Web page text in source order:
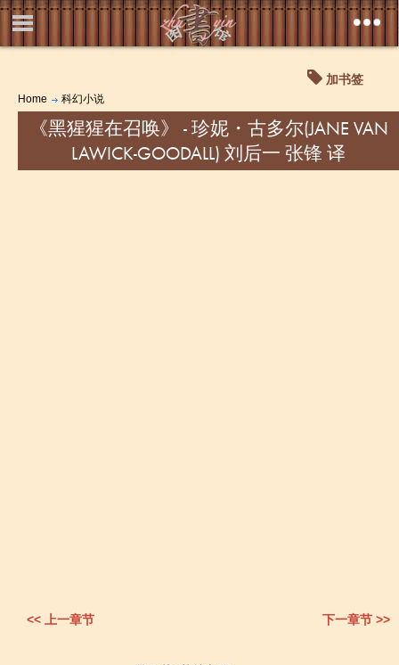
加书签
Home 科幻小说
《黑猩猩在召唤》 - 珍妮・古多尔(JANE VAN
LAWICK-GOODALL) 刘后一 张锋 译
<< 上一章节 下一章节 >>